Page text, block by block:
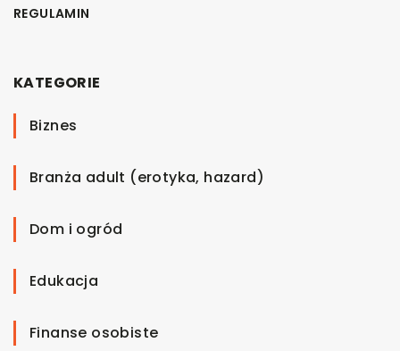
REGULAMIN
KATEGORIE
Biznes
Branża adult (erotyka, hazard)
Dom i ogród
Edukacja
Finanse osobiste